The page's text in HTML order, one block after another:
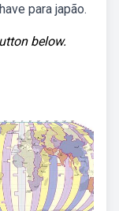
para japão.
below.